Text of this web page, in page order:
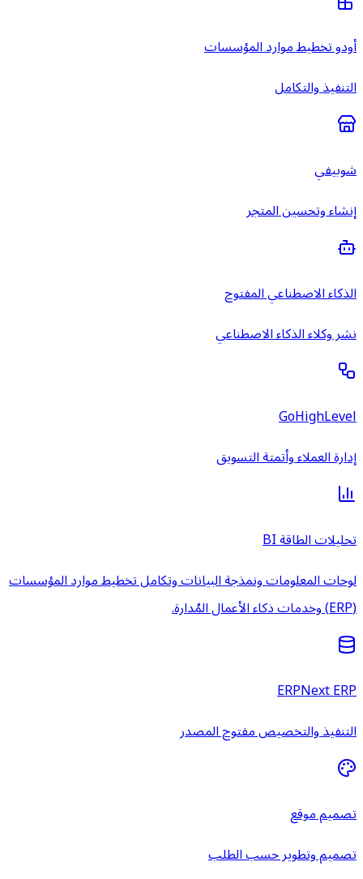
أودو تخطيط موارد المؤسسات
التنفيذ والتكامل
شوبيفي
إنشاء وتحسين المتجر
الذكاء الاصطناعي المفتوح
نشر وكلاء الذكاء الاصطناعي
GoHighLevel
إدارة العملاء وأتمتة التسويق
تحليلات الطاقة BI
لوحات المعلومات ونمذجة البيانات وتكامل تخطيط موارد المؤسسات
(ERP) وخدمات ذكاء الأعمال المُدارة.
ERPNext ERP
التنفيذ والتخصيص مفتوح المصدر
تصميم موقع
تصميم وتطوير حسب الطلب